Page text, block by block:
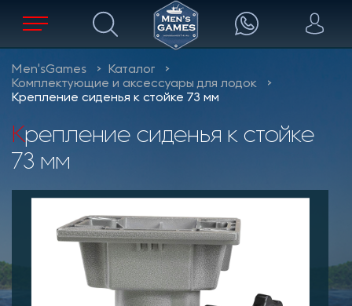
Men'sGames
Каталог
Комплектующие и аксессуары для лодок
Крепление сиденья к стойке 73 мм
Крепление сиденья к стойке
73 мм